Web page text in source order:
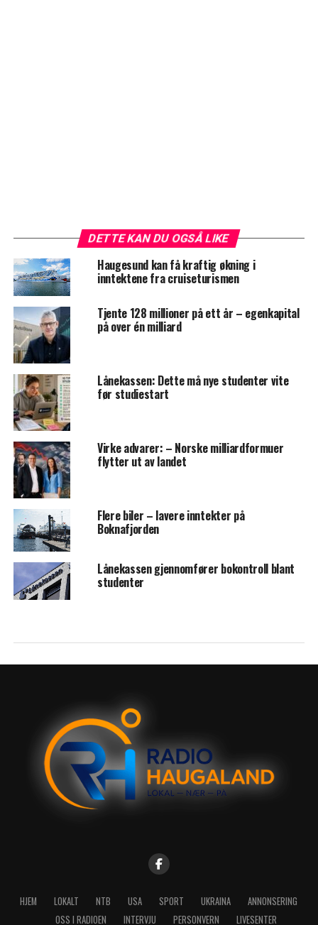
DETTE KAN DU OGSÅ LIKE
Haugesund kan få kraftig økning i
inntektene fra cruiseturismen
Tjente 128 millioner på ett år – egenkapital
på over én milliard
Lånekassen: Dette må nye studenter vite
før studiestart
Virke advarer: – Norske milliardformuer
flytter ut av landet
Flere biler – lavere inntekter på
Boknafjorden
Lånekassen gjennomfører bokontroll blant
studenter
HJEM LOKALT NTB USA SPORT UKRAINA
ANNONSERING
OSS I RADIOEN
INTERVJU PERSONVERN LIVESENTER